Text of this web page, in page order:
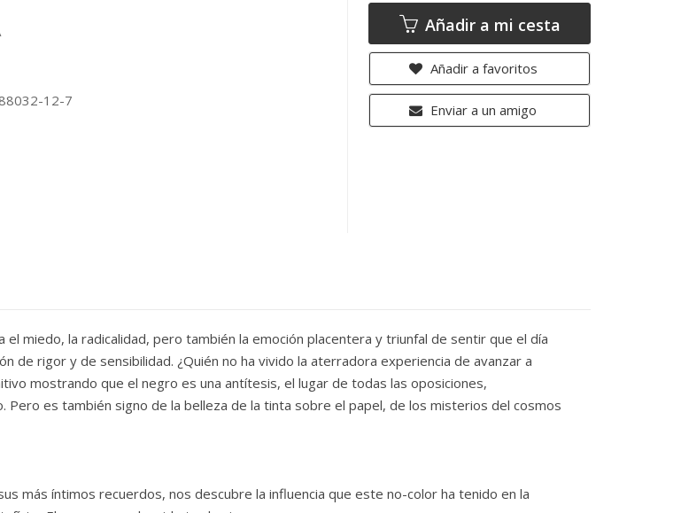
12-7
Añadir a mi cesta
Añadir a favoritos
Enviar a un amigo
miedo, la radicalidad, pero también la emoción placentera y triunfal de sentir que el día
de rigor y de sensibilidad. ¿Quién no ha vivido la aterradora experiencia de avanzar a
mostrando que el negro es una antítesis, el lugar de todas las oposiciones,
Pero es también signo de la belleza de la tinta sobre el papel, de los misterios del cosmos
más íntimos recuerdos, nos descubre la influencia que este no-color ha tenido en la